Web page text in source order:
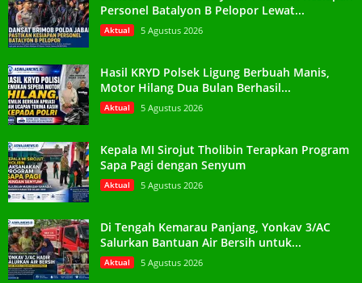
Personel Batalyon B Pelopor Lewat...
Aktual 5 Agustus 2026
Hasil KRYD Polsek Ligung Berbuah Manis,
Motor Hilang Dua Bulan Berhasil...
Aktual 5 Agustus 2026
Kepala MI Sirojut Tholibin Terapkan Program
Sapa Pagi dengan Senyum
Aktual 5 Agustus 2026
Di Tengah Kemarau Panjang, Yonkav 3/AC
Salurkan Bantuan Air Bersih untuk...
Aktual 5 Agustus 2026